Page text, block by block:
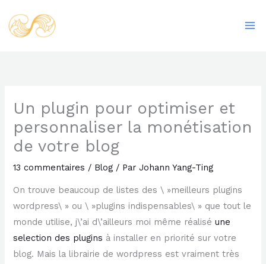
au
contenu
Un plugin pour optimiser et
personnaliser la monétisation
de votre blog
13 commentaires / Blog / ParJohann Yang-Ting
On trouve beaucoup de listes des \ »meilleurs plugins
wordpress\ » ou \ »plugins indispensables\ » que tout le
monde utilise, j\’ai d\’ailleurs moi même réaliséune
selection des plugins à installer en priorité sur votre
blog. Mais la librairie de wordpress est vraiment très